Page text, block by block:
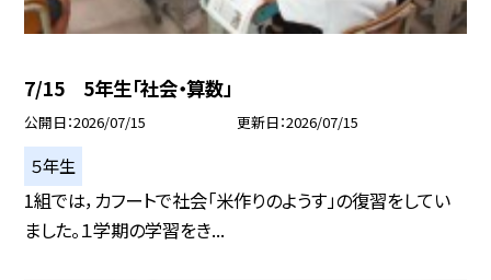
7/15 5年生「社会・算数」
公開日 2026/07/15 更新日 2026/07/15
５年生
1組では，カフートで社会「米作りのようす」の復習をしてい
ました。１学期の学習をき...